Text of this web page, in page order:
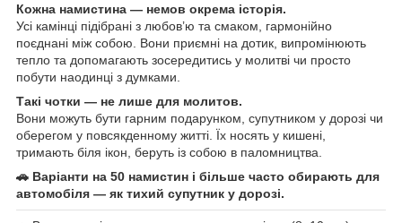
Кожна намистина — немов окрема історія.
Усі камінці підібрані з любов’ю та смаком, гармонійно
поєднані між собою. Вони приємні на дотик, випромінюють
тепло та допомагають зосередитись у молитві чи просто
побути наодинці з думками.
Такі чотки — не лише для молитов.
Вони можуть бути гарним подарунком, супутником у дорозі чи
оберегом у повсякденному житті. Їх носять у кишені,
тримають біля ікон, беруть із собою в паломництва.
🚗 Варіанти на 50 намистин і більше часто обирають для
автомобіля — як тихий супутник у дорозі.